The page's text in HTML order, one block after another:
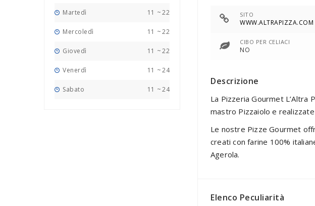
Martedì 11 ~22
Mercoledì 11 ~22
Giovedì 11 ~22
Venerdì 11 ~24
Sabato 11 ~24
SITO
WWW.ALTRAPIZZA.COM
CIBO PER CELIACI
NO
Descrizione
La Pizzeria Gourmet L’Altra
mastro Pizzaiolo e
Le nostre Pizze Gourmet
creati con farine 100%
Agerola.
Elenco Peculiarità